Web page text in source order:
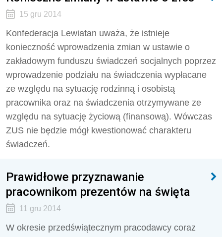
15 gru 2014
Konfederacja Lewiatan uważa, że istnieje
konieczność wprowadzenia zmian w ustawie o
zakładowym funduszu świadczeń socjalnych poprzez
wprowadzenie podziału na świadczenia wypłacane
ze względu na sytuację rodzinną i osobistą
pracownika oraz na świadczenia otrzymywane ze
względu na sytuację życiową (finansową). Wówczas
ZUS nie będzie mógł kwestionować charakteru
świadczeń.
Prawidłowe przyznawanie
pracownikom prezentów na święta
11 gru 2014
W okresie przedświątecznym pracodawcy coraz